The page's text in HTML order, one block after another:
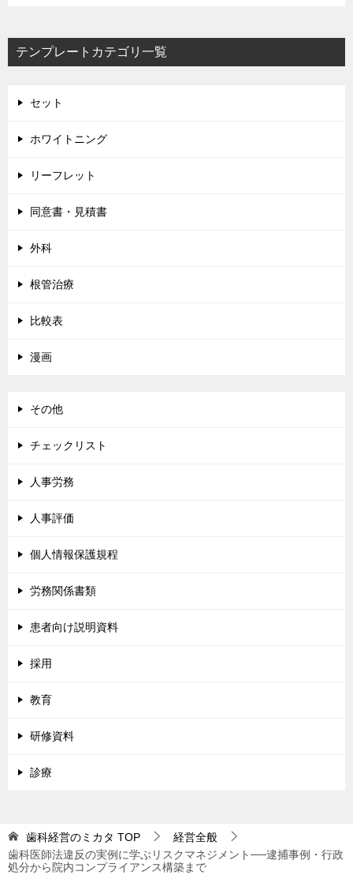
シ
ン
テンプレートカテゴリ一覧
セット
ホワイトニング
リーフレット
同意書・見積書
外科
根管治療
比較表
漫画
その他
チェックリスト
人事労務
人事評価
個人情報保護規程
労務関係書類
患者向け説明資料
採用
教育
研修資料
診療
歯科経営のミカタ TOP
経営全般
歯科医師法違反の実例に学ぶリスクマネジメント──逮捕事例・行政
処分から院内コンプライアンス構築まで